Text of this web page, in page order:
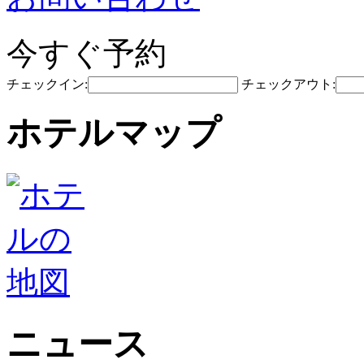
今すぐ予約
チェックイン: チェックアウト:
ホテルマップ
ニュース